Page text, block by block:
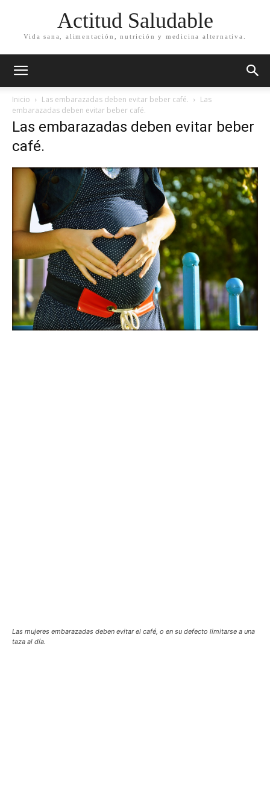
Actitud Saludable
Vida sana, alimentación, nutrición y medicina alternativa.
Inicio Las embarazadas deben evitar beber café.
Las
embarazadas deben evitar beber café.
Las embarazadas deben evitar beber
café.
Las mujeres embarazadas deben evitar el café, o en su defecto limitarse a una
taza al día.